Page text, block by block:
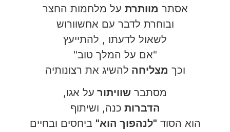
אסתר מוותרת על מלחמות החצר
ובוחרת לדבר עם אחשוורוש
לשאול לדעתו , להתייעץ
"אם על המלך טוב"
וכך מצליחה להשיג את רצונותיה
מסתבר שוויתור על אגו,
הדברות כנה, ושיתוף
הוא הסוד "לנהפוך הוא" ביחסים ובחיים